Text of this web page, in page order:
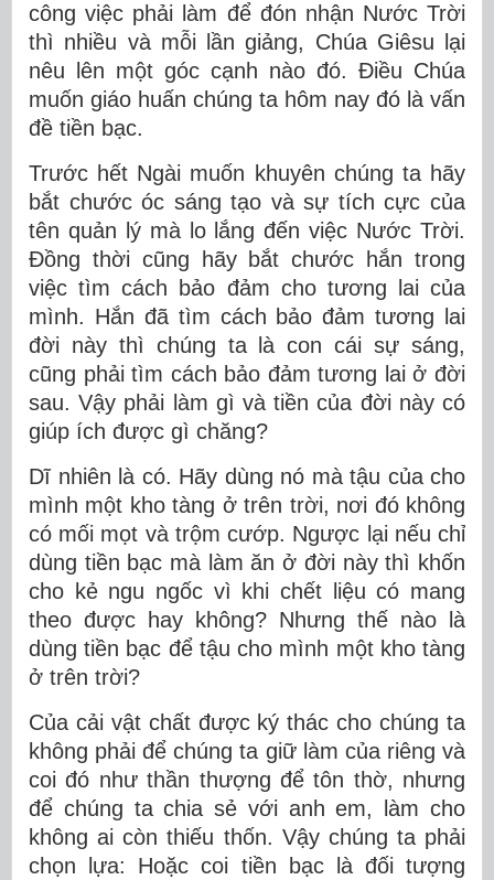
công việc phải làm để đón nhận Nước Trời
thì nhiều và mỗi lần giảng, Chúa Giêsu lại
nêu lên một góc cạnh nào đó. Điều Chúa
muốn giáo huấn chúng ta hôm nay đó là vấn
đề tiền bạc.
Trước hết Ngài muốn khuyên chúng ta hãy
bắt chước óc sáng tạo và sự tích cực của
tên quản lý mà lo lắng đến việc Nước Trời.
Đồng thời cũng hãy bắt chước hắn trong
việc tìm cách bảo đảm cho tương lai của
mình. Hắn đã tìm cách bảo đảm tương lai
đời này thì chúng ta là con cái sự sáng,
cũng phải tìm cách bảo đảm tương lai ở đời
sau. Vậy phải làm gì và tiền của đời này có
giúp ích được gì chăng?
Dĩ nhiên là có. Hãy dùng nó mà tậu của cho
mình một kho tàng ở trên trời, nơi đó không
có mối mọt và trộm cướp. Ngược lại nếu chỉ
dùng tiền bạc mà làm ăn ở đời này thì khốn
cho kẻ ngu ngốc vì khi chết liệu có mang
theo được hay không? Nhưng thế nào là
dùng tiền bạc để tậu cho mình một kho tàng
ở trên trời?
Của cải vật chất được ký thác cho chúng ta
không phải để chúng ta giữ làm của riêng và
coi đó như thần thượng để tôn thờ, nhưng
để chúng ta chia sẻ với anh em, làm cho
không ai còn thiếu thốn. Vậy chúng ta phải
chọn lựa: Hoặc coi tiền bạc là đối tượng